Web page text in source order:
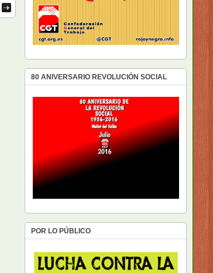
80 ANIVERSARIO REVOLUCIÓN SOCIAL
POR LO PÚBLICO